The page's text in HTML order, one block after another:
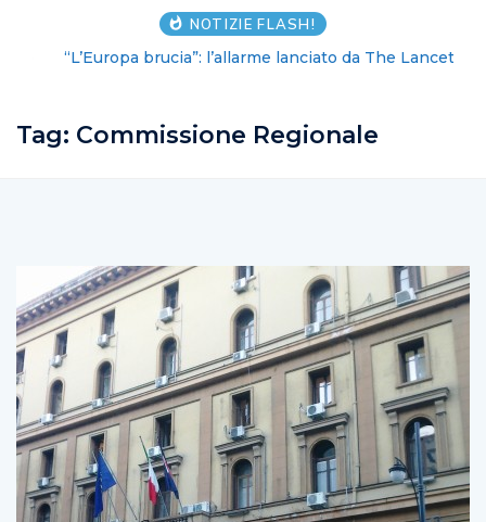
NOTIZIE FLASH!
“L’Europa brucia”: l’allarme lanciato da The Lancet